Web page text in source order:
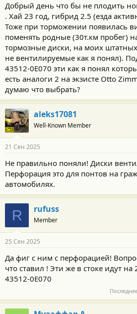
Добрый день что бы не плодить
. Хай 23 год, гибрид 2.5 (езда
Тоже при торможении появилась
поменять родные (30т.км пробег)
тормозные диски, на моих
не вентилируемые как я понял).
43512-0E070 эти как я понял
есть аналоги 2 на экзисте Otto
думаю что выбрать?
aleks17081
Well-Known Member
21 Сен 2025
Не правильно поняли! Диски
Перфорация это для понтов на
автомобилях.
R rufuss
Member
25 Сен 2025
Да фиг с ним с перфорацией!
что ставил ! Эти же в стоке идут на
43512-0E070